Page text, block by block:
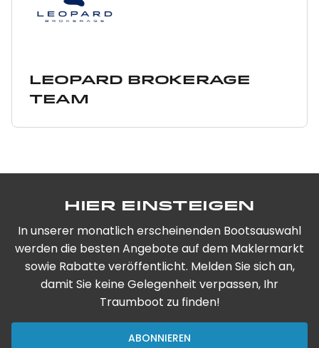
Leopard Brokerage
Team
Hier einsteigen
In unserer monatlich erscheinenden Bootsauswahl
werden die besten Angebote auf dem Maklermarkt
sowie Rabatte veröffentlicht. Melden Sie sich an,
damit Sie keine Gelegenheit verpassen, Ihr
Traumboot zu finden!
ABONNIEREN